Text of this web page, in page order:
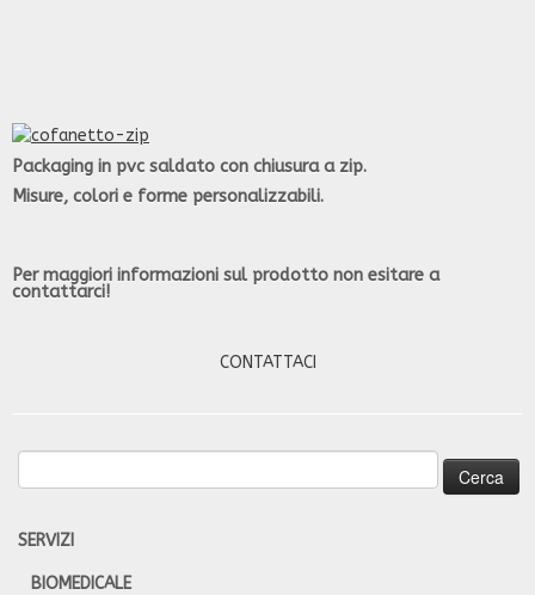
Packaging in pvc saldato con chiusura a zip.
Misure, colori e forme personalizzabili.
Per maggiori informazioni sul prodotto non esitare a
contattarci!
CONTATTACI
per:
SERVIZI
BIOMEDICALE